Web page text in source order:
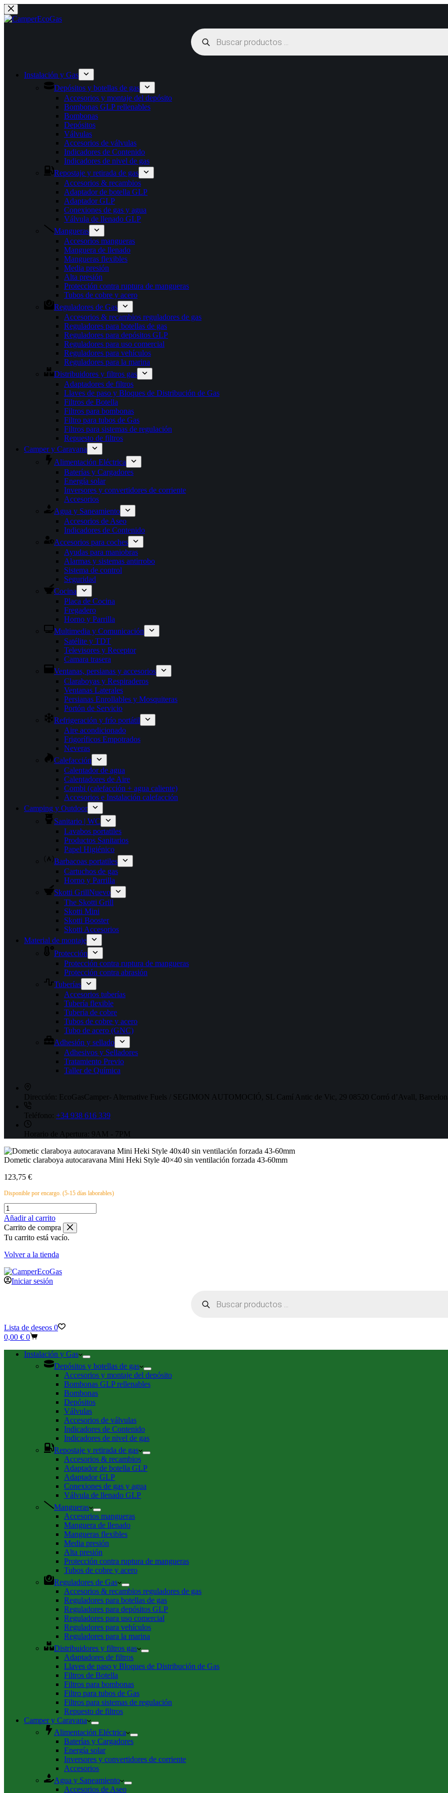
Saltar
al
contenido
Búsqueda
de
productos
Instalación y Gas
Depósitos y botellas de gas
Accesorios y montaje del depósito
Bombonas GLP rellenables
Bombonas
Depósitos
Válvulas
Accesorios de válvulas
Indicadores de Contenido
Indicadores de nivel de gas
Repostaje y retirada de gas
Accesorios & recambios
Adaptador de botella GLP
Adaptador GLP
Conexiones de gas y agua
Válvula de llenado GLP
Mangueras
Accesorios mangueras
Manguera de llenado
Mangueras flexibles
Media presión
Alta presión
Protección contra ruptura de mangueras
Tubos de cobre y acero
Reguladores de Gas
Accesorios & recambios reguladores de gas
Reguladores para botellas de gas
Reguladores para depósitos GLP
Reguladores para uso comercial
Reguladores para vehículos
Reguladores para la marina
Distribuidores y filtros gas
Adaptadores de filtros
Llaves de paso y Bloques de Distribución de Gas
Filtros de Botella
Filtros para bombonas
Filtro para tubos de Gas
Filtros para sistemas de regulación
Repuesto de filtros
Camper y Caravana
Alimentación Eléctrica
Baterías y Cargadores
Energía solar
Inversores y convertidores de corriente
Accesorios
Agua y Saneamiento
Accesorios de Aseo
Indicadores de Contenido
Accesorios para coches
Ayudas para maniobras
Alarmas y sistemas antirrobo
Sistema de control
Seguridad
Cocina
Placa de Cocina
Fregadero
Horno y Parrilla
Multimedia y Comunicación
Satélite y TDT
Televisores y Receptor
Camara trasera
Ventanas, persianas y accesorios
Claraboyas y Respiraderos
Ventanas Laterales
Persianas Enrollables y Mosquiteras
Portón de Servicio
Refrigeración y frío portátil
Aire acondicionado
Frigoríficos Empotrados
Neveras
Calefacción
Calentador de agua
Calentadores de Aire
Combi (calefacción + agua caliente)
Accesorios e Instalación calefacción
Camping y Outdoor
Sanitario | WC
Lavabos portatiles
Productos Sanitarios
Papel Higiénico
Barbacoas portatiles
Cartuchos de gas
Horno y Parrilla
Skotti GrillNuevo
The Skotti Grill
Skotti Mini
Skotti Booster
Skotti Accesorios
Material de montaje
Protección
Protección contra ruptura de mangueras
Protección contra abrasión
Tuberías
Accesorios tuberías
Tubería flexible
Tubería de cobre
Tubos de cobre y acero
Tubo de acero (GNC)
Adhesión y sellado
Adhesivos y Selladores
Tratamiento Previo
Taller de Química
Dirección: EcoGasCamper- Alternative Fuels / SEGIMON AUTOMOCIÓ, SL Camí Antic de Vic, 29 08520 Corró d’Avall,
Teléfono: +34 938 616 339
Horario de Apertura: 9AM - 7PM
Dometic claraboya autocaravana Mini Heki Style 40×40 sin ventilación forzada 43-60mm
123,75 €
Disponible por encargo. (5-15 días laborables)
Dometic
claraboya
autocaravana
Mini
Heki
Style
40x40
sin
ventilación
Añadir al carrito
Carrito de compra
Tu carrito está vacío.
Volver a la tienda
Iniciar sesión
productos
Lista de deseos 0
Carro
compra
0,00 € 0
Instalación y Gas
Depósitos y botellas de gas
Accesorios y montaje del depósito
Bombonas GLP rellenables
Bombonas
Depósitos
Válvulas
Accesorios de válvulas
Indicadores de Contenido
Indicadores de nivel de gas
Repostaje y retirada de gas
Accesorios & recambios
Adaptador de botella GLP
Adaptador GLP
Conexiones de gas y agua
Válvula de llenado GLP
Mangueras
Accesorios mangueras
Manguera de llenado
Mangueras flexibles
Media presión
Alta presión
Protección contra ruptura de mangueras
Tubos de cobre y acero
Reguladores de Gas
Accesorios & recambios reguladores de gas
Reguladores para botellas de gas
Reguladores para depósitos GLP
Reguladores para uso comercial
Reguladores para vehículos
Reguladores para la marina
Distribuidores y filtros gas
Adaptadores de filtros
Llaves de paso y Bloques de Distribución de Gas
Filtros de Botella
Filtros para bombonas
Filtro para tubos de Gas
Filtros para sistemas de regulación
Repuesto de filtros
Camper y Caravana
Alimentación Eléctrica
Baterías y Cargadores
Energía solar
Inversores y convertidores de corriente
Accesorios
Agua y Saneamiento
Accesorios de Aseo